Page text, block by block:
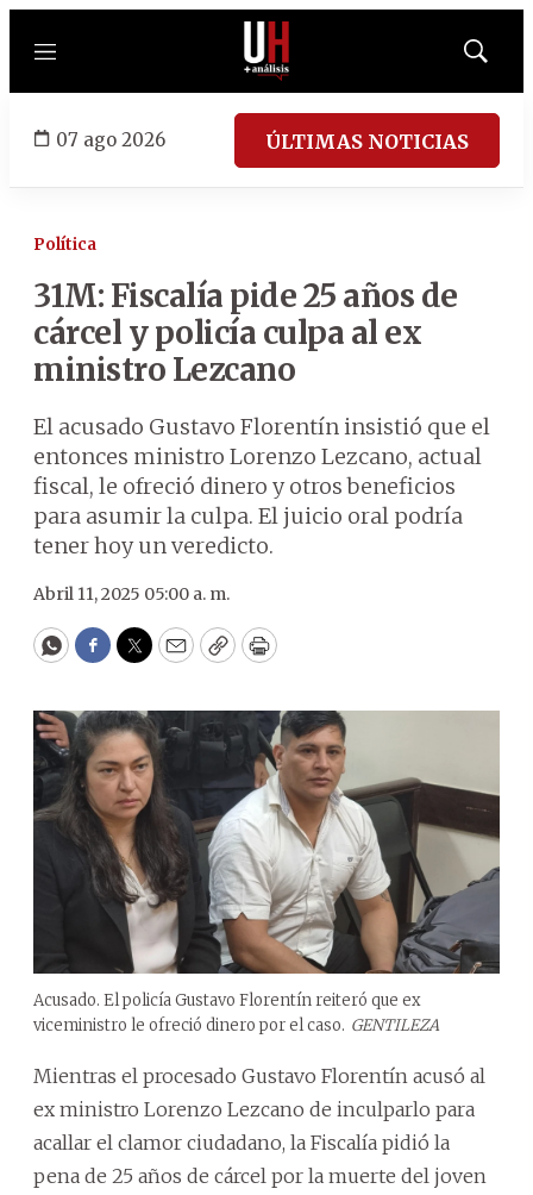
Menú
Mostrar
07 ago 2026 ÚLTIMAS NOTICIAS
Política
31M: Fiscalía pide 25 años de
cárcel y policía culpa al ex
ministro Lezcano
El acusado Gustavo Florentín insistió que el
entonces ministro Lorenzo Lezcano, actual
fiscal, le ofreció dinero y otros beneficios
para asumir la culpa. El juicio oral podría
tener hoy un veredicto.
Abril 11, 2025 05:00 a. m.
WhatsApp
Facebook
Twitter
EmailCopyPrint
Acusado. El policía Gustavo Florentín reiteró que ex
viceministro le ofreció dinero por el caso. GENTILEZA
Mientras el procesado Gustavo Florentín acusó al
ex ministro Lorenzo Lezcano de inculparlo para
acallar el clamor ciudadano, la Fiscalía pidió la
pena de 25 años de cárcel por la muerte del joven